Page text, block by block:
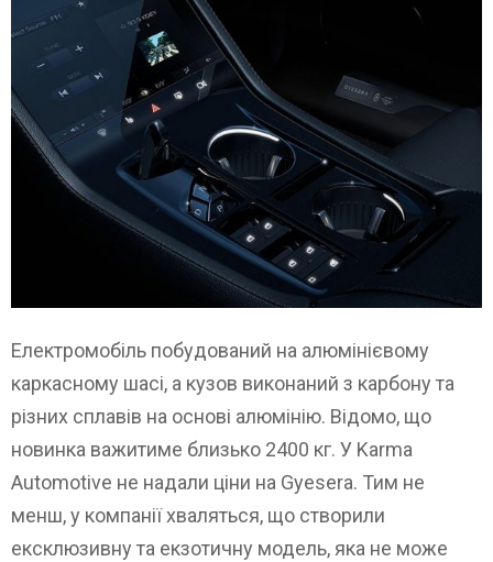
Електромобіль побудований на алюмінієвому
каркасному шасі, а кузов виконаний з карбону та
різних сплавів на основі алюмінію. Відомо, що
новинка важитиме близько 2400 кг. У Karma
Automotive не надали ціни на Gyesera. Тим не
менш, у компанії хваляться, що створили
ексклюзивну та екзотичну модель, яка не може